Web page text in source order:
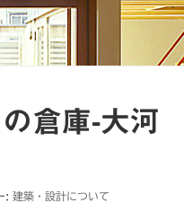
倉庫-大河
: 建築・設計について